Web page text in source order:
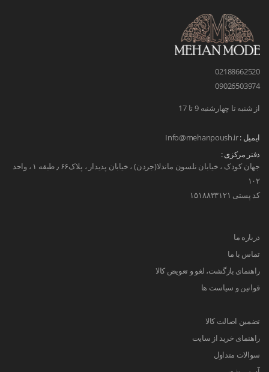
02188662520
09026503974
از شنبه تا چهارشنبه 9 تا 17
ایمیل :Info@mehanpoush.ir
دفتر مرکزی :
جهان کودک ، خیابان نلسون ماندلا(جردن) ، خیابان پدیدار ، پلاک۶۶ ٫ طبقه ۱ ، واحد
۱۰۲
کد پستی ۱۵۱۸۸۳۳۱۲۱
درباره ما
تماس با ما
راهنمای بازگشت، لغو و تعویض کالا
قوانین و سیاست ها
تضمین اصالت کالا
راهنمای خرید از سایت
سوالات متداول